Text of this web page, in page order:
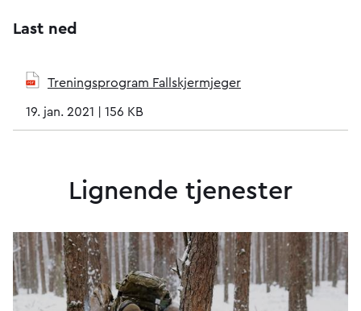
Last ned
Treningsprogram Fallskjermjeger
19. jan. 2021 156 KB
Lignende tjenester